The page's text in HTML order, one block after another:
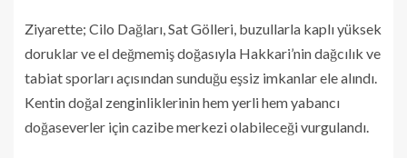
Ziyarette; Cilo Dağları, Sat Gölleri, buzullarla kaplı yüksek
doruklar ve el değmemiş doğasıyla Hakkari’nin dağcılık ve
tabiat sporları açısından sunduğu eşsiz imkanlar ele alındı.
Kentin doğal zenginliklerinin hem yerli hem yabancı
doğaseverler için cazibe merkezi olabileceği vurgulandı.